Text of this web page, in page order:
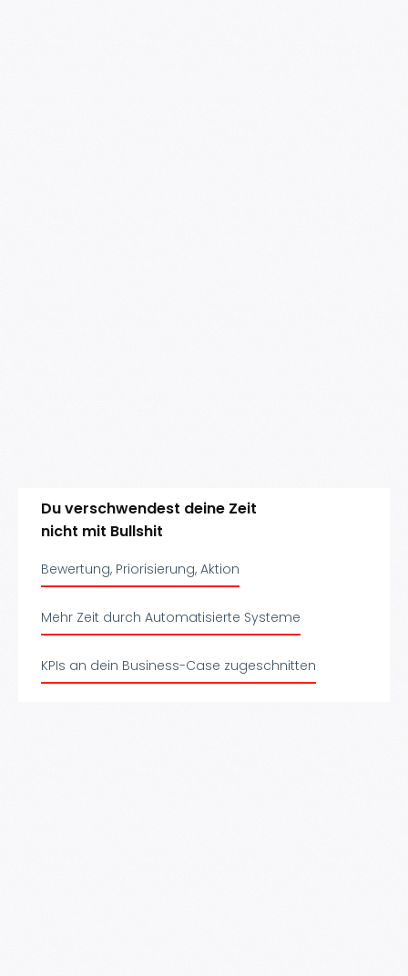
Du verschwendest deine Zeit
nicht mit Bullshit
Bewertung, Priorisierung, Aktion
Mehr Zeit durch Automatisierte Systeme
KPIs an dein Business-Case zugeschnitten